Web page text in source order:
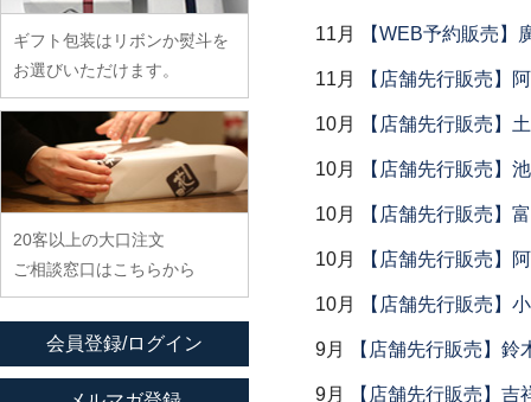
11月 【WEB予約販売】
11月 【店舗先行販売】
10月 【店舗先行販売】
10月 【店舗先行販売】
10月 【店舗先行販売】
10月 【店舗先行販売】
10月 【店舗先行販売】
9月 【店舗先行販売】
9月 【店舗先行販売】吉
臼田けい子
海野裕
浦陽子
遠藤マサヒロ
大井寛史
大久保公太郎
大沢和義
大平新五
大前史
大和田友香
小林巧征
小牧広平
近藤亮介
藤田永子
藤塚光男
ほたる窯
堀畑蘭
村田菜穂美
木工ヤマニ
森知恵子
森悠紀子
森下綾
ギフト包装はリボンか熨斗を
お選びいただけます。
20客以上の大口注文
ご相談窓口はこちらから
会員登録/ログイン